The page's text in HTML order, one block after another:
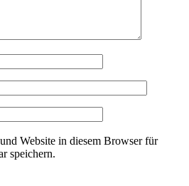
Website in diesem Browser für
speichern.